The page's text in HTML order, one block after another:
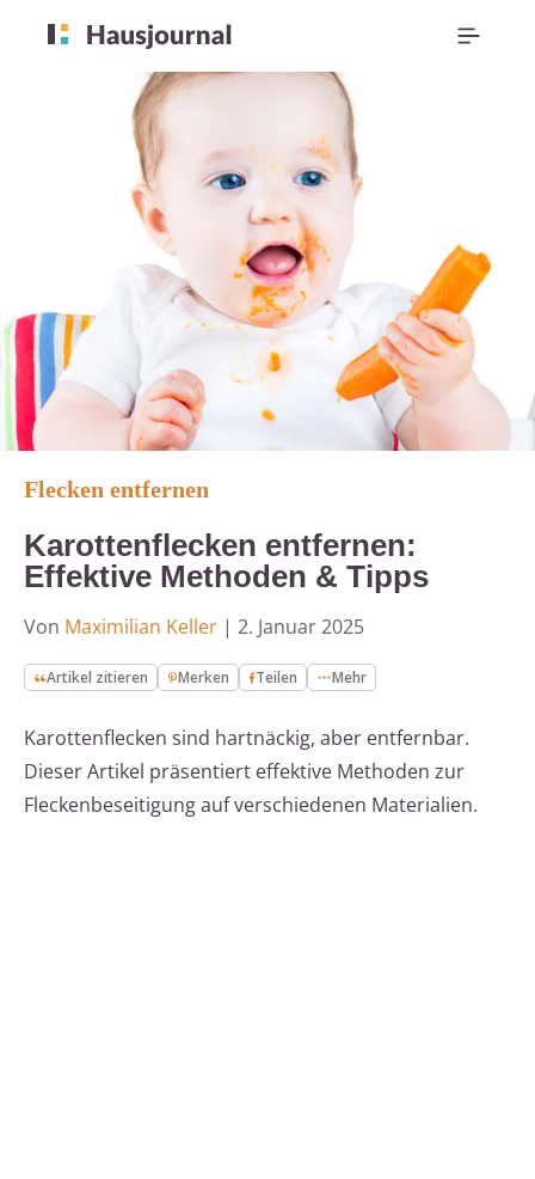
Flecken entfernen
Karottenflecken entfernen:
Effektive Methoden & Tipps
Von Maximilian Keller | 2. Januar 2025
Artikel zitieren Merken Teilen Mehr
Karottenflecken sind hartnäckig, aber entfernbar.
Dieser Artikel präsentiert effektive Methoden zur
Fleckenbeseitigung auf verschiedenen Materialien.